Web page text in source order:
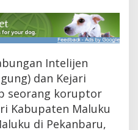
Intelijen
dan Kejari
seorang koruptor
Kabupaten Maluku
di Pekanbaru,